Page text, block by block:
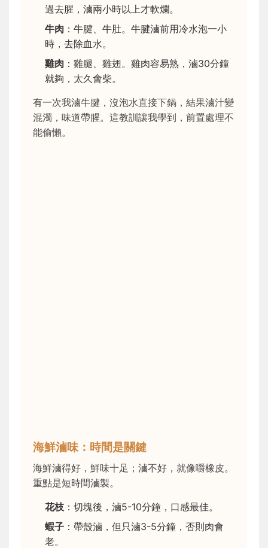
過去腥，滷兩小時以上才軟爛。
牛肉 ：牛腱、牛肚。牛腱滷前用冷水泡一小
時，去除血水。
雞肉 ：雞腿、雞翅。雞肉容易熟，滷30分鐘
就夠，太久會柴。
有一次我滷牛腱，沒泡水直接下鍋，結果滷汁變
混濁，味道帶腥。這教訓讓我學到，前置處理不
能偷懶。
海鮮滷味：時間是關鍵
海鮮滷得好，鮮味十足；滷不好，就像嚼橡皮。
重點是短時間滷製。
花枝 ：切塊後，滷5-10分鐘，口感最佳。
蝦子 ：帶殼滷，但只滷3-5分鐘，否則肉會
老。